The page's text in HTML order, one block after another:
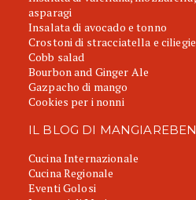
asparagi
Insalata di avocado e tonno
Crostoni di stracciatella e ciliegie
Cobb salad
Bourbon and Ginger Ale
Gazpacho di mango
Cookies per i nonni
IL BLOG DI
Cucina Internazionale
Cucina Regionale
Eventi Golosi